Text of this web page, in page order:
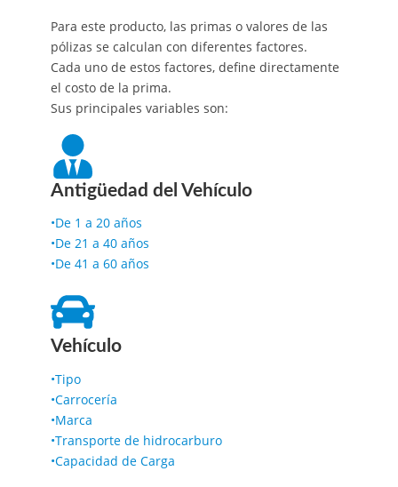
Para este producto, las primas o valores de las
pólizas se calculan con diferentes factores.
Cada uno de estos factores, define directamente
el costo de la prima.
Sus principales variables son:
Antigüedad del Vehículo
•De 1 a 20 años
•De 21 a 40 años
•De 41 a 60 años
Vehículo
•Tipo
•Carrocería
•Marca
•Transporte de hidrocarburo
•Capacidad de Carga